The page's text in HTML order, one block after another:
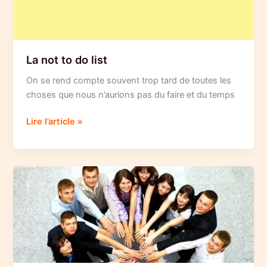
La not to do list
On se rend compte souvent trop tard de toutes les
choses que nous n’aurions pas du faire et du temps
La
to
do
list
Lire l’article »